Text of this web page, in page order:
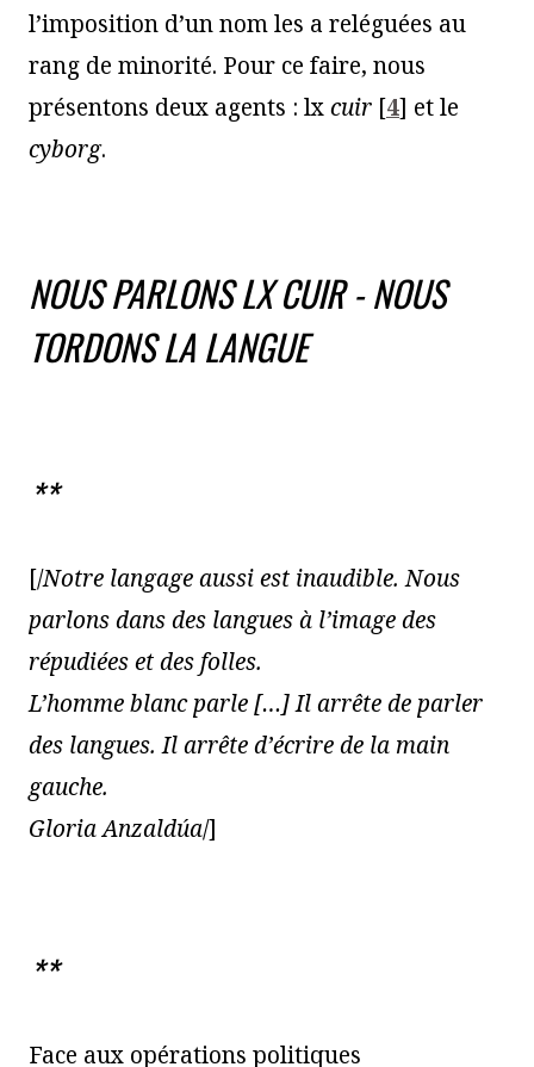
l’imposition d’un nom les a reléguées au
rang de minorité. Pour ce faire, nous
présentons deux agents : lxcuir [4] et le
cyborg.
NOUS PARLONS LX CUIR - NOUS
TORDONS LA LANGUE
**
[/Notre langage aussi est inaudible. Nous
parlons dans des langues à l’image des
répudiées et des folles.
L’homme blanc parle […] Il arrête de parler
des langues. Il arrête d’écrire de la main
gauche.
Gloria Anzaldúa/]
**
Face aux opérations politiques